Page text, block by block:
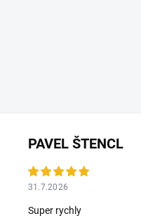
PAVEL ŠTENCL
31.7.2026
Super rychly